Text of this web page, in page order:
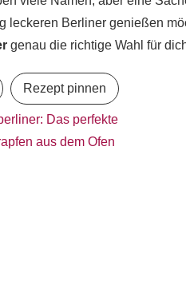
leckeren Berliner genießen
genau die richtige Wahl für
Rezept pinnen